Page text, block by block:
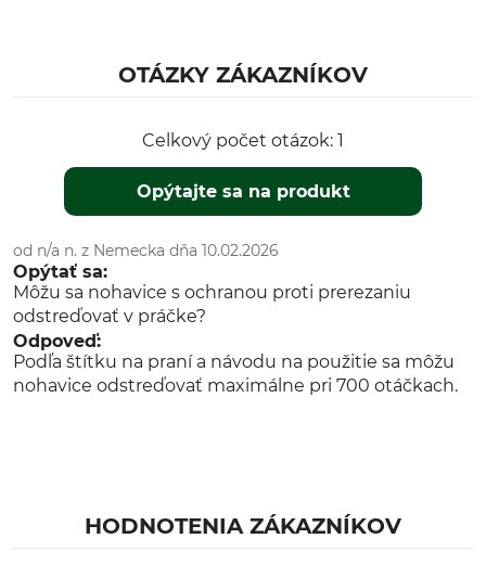
OTÁZKY ZÁKAZNÍKOV
Celkový počet otázok: 1
Opýtajte sa na produkt
od n/a n. z Nemecka dňa 10.02.2026
Opýtať sa:
Môžu sa nohavice s ochranou proti prerezaniu
odstreďovať v práčke?
Odpoveď:
Podľa štítku na praní a návodu na použitie sa môžu
nohavice odstreďovať maximálne pri 700 otáčkach.
HODNOTENIA ZÁKAZNÍKOV